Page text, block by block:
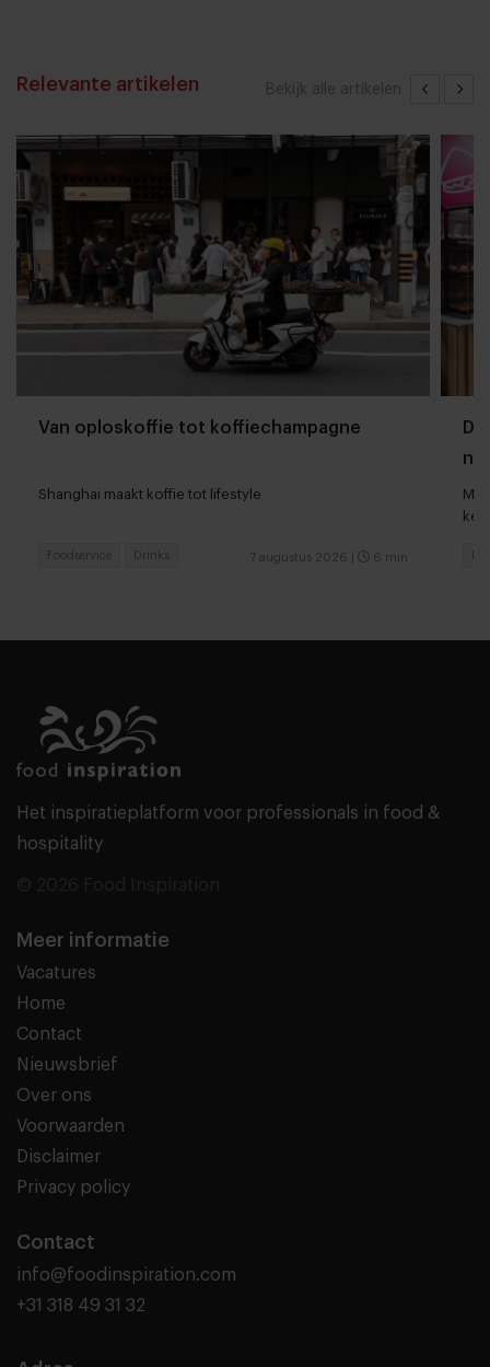
Bekijk alle artikelen
Relevante artikelen
Van oploskoffie tot koffiechampagne
Shanghai maakt koffie tot lifestyle
7 augustus 2026 6 min
Foodservice Drinks
Het inspiratieplatform voor professionals in food &
hospitality
Meer informatie
Vacatures
Home
Contact
Nieuwsbrief
Over ons
Voorwaarden
Disclaimer
Privacy policy
Contact
info@foodinspiration.com
+31 318 49 31 32